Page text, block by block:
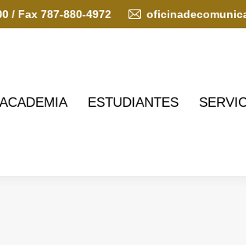
/ Fax 787-880-4972
ACADEMIA ESTUDIANTES
ESTUDIANTES